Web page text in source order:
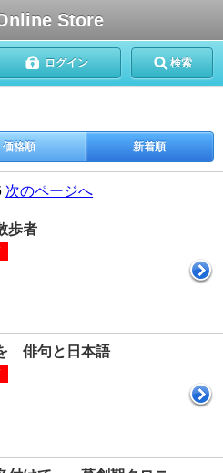
Store
ログイン 検索
価格順 新着順
次のページへ
歩者
俳句と日本語